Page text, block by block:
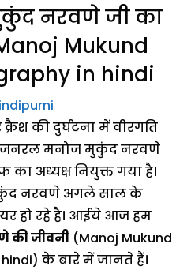
नरवणे जी का
Mukund
in hindi
की दुर्घटना में वीरगति
जनरल मनोज मुकुंद नरवणे
अध्यक्ष नियुक्त गया है।
नरवणे अगले साल के
हो रहे है। आईये आज हम
जीवनी (Manoj Mukund
के बारे में जानते हैं।